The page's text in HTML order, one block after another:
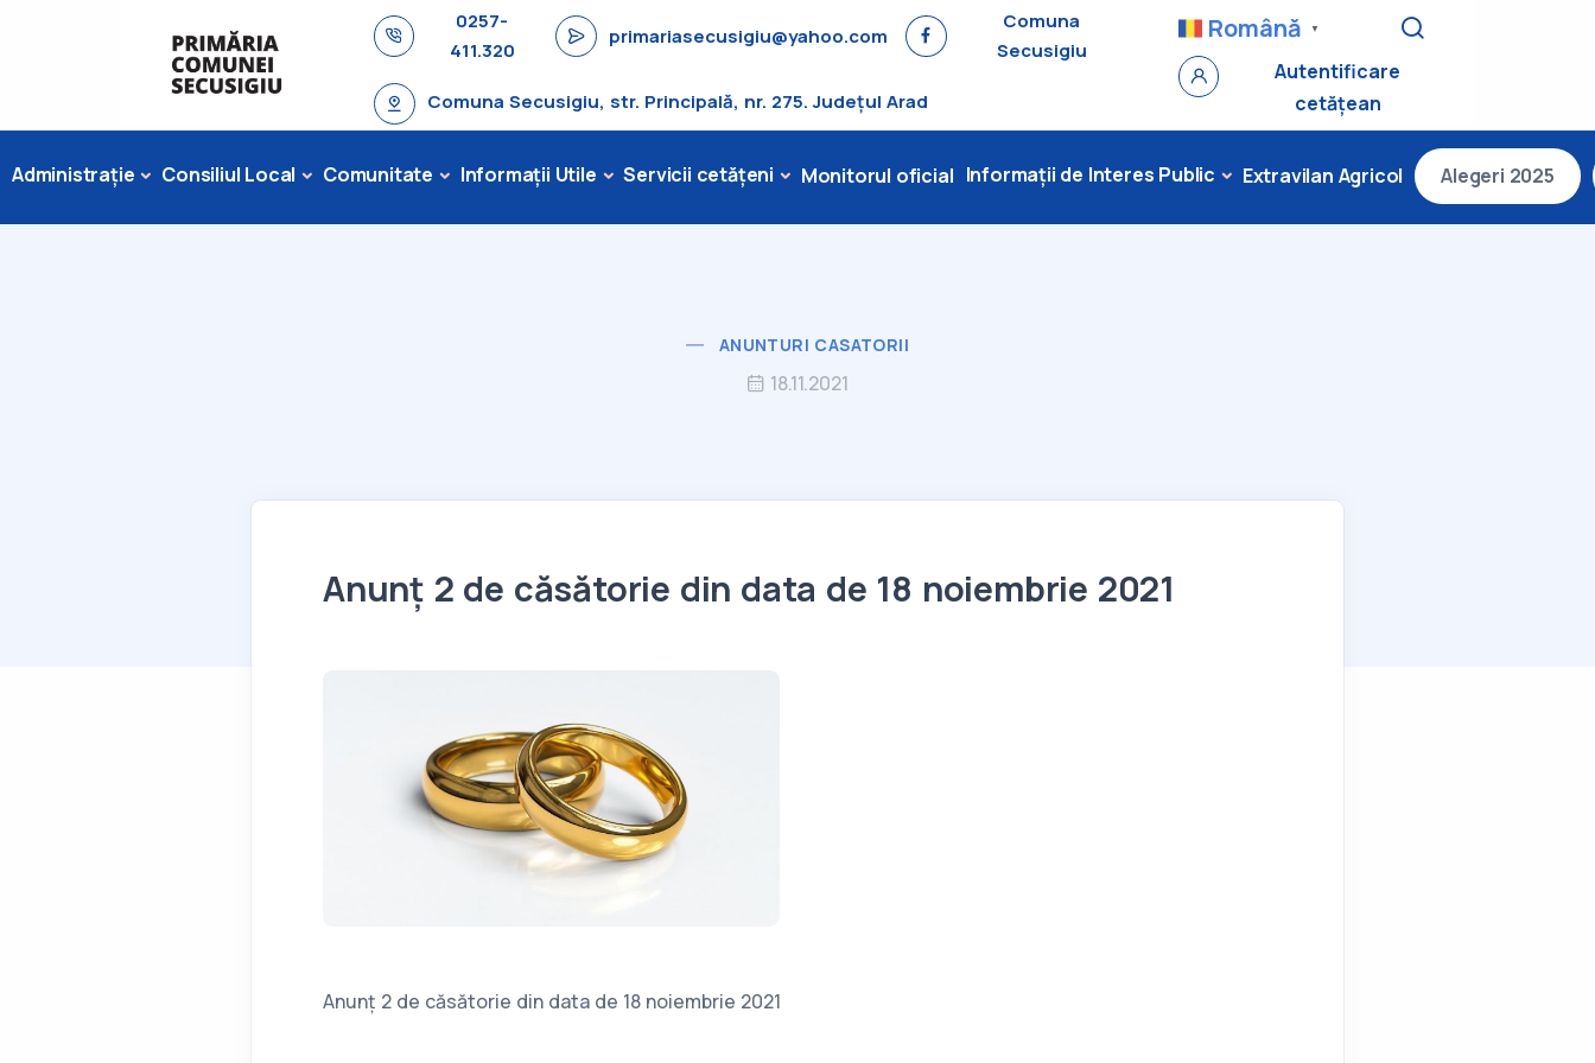
0257-
411.320
primariasecusigiu@yahoo.com
Comuna
Secusigiu
Comuna Secusigiu, str. Principală, nr. 275. Județul Arad
Română ▼
Autentificare
cetățean
Administrație Consiliul Local Comunitate Informații Utile Servicii cetățeni Monitorul oficial Informații de Interes Public Extravilan Agricol Alegeri 2025
ANUNTURI CASATORII
18.11.2021
Anunț 2 de căsătorie din data de 18 noiembrie 2021
Anunț 2 de căsătorie din data de 18 noiembrie 2021